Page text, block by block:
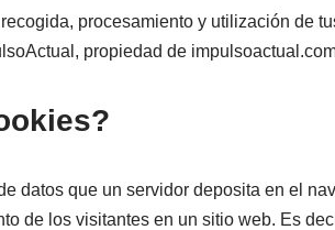
procesamiento y utilización de
propiedad de
datos que un servidor deposita en el
de los visitantes en un sitio web. Es